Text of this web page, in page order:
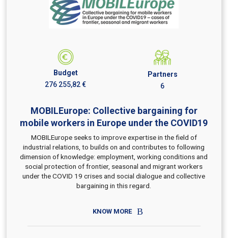
Budget
276 255,82 €
Partners
6
MOBILEurope: Collective bargaining for
mobile workers in Europe under the COVID19
MOBILEurope seeks to improve expertise in the field of
industrial relations, to builds on and contributes to following
dimension of knowledge: employment, working conditions and
social protection of frontier, seasonal and migrant workers
under the COVID 19 crises and social dialogue and collective
bargaining in this regard.
KNOW MORE